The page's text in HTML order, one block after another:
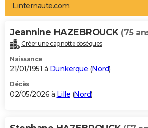
Art de vivre
Bien-être
Loisirs
Mode
Modes de vie
Alimentation
Guide de la santé
Maladies
Médicaments
Sommeil
VOYAGE
Destinations
City break
Voyage nature
Voyage de noces
Forum
Climat
+PHOTO
GUIDES D'ACHAT
BONS PLANS
Linternaute.com
Jeannine HAZEBROUCK (75
Créer une cagnotte obsèques
Naissance
21/01/1951 à Dunkerque (Nord)
Décès
02/05/2026 à Lille (Nord)